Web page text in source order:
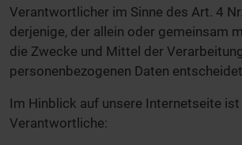
Verantwortlicher im Sinne des Art. 4
derjenige, der allein oder gemeinsam
die Zwecke und Mittel der
personenbezogenen Daten
Im Hinblick auf unsere Internetseite
Verantwortliche: